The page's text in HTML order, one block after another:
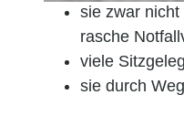
© Florian Trykowski, Cuxland-
sie zwar
rasche
viele
sie durch